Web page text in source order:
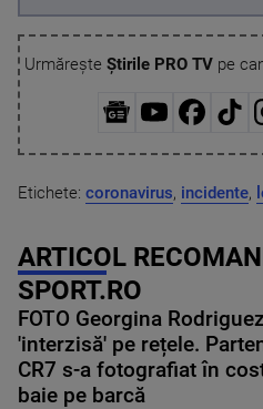
Urmărește Știrile PRO TVpe
Etichete: coronavirus, incidente,
ARTICOL
SPORT.RO
FOTO Georgina
'interzisă' pe rețele.
CR7 s-a fotografiat în
baie pe barcă